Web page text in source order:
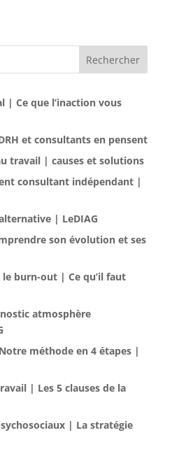
Rechercher
| Ce que l’inaction vous
et consultants en pensent
travail | causes et solutions
consultant indépendant |
| LeDIAG
son évolution et ses
burn-out | Ce qu’il faut
atmosphère
Notre méthode en 4 étapes |
| Les 5 clauses de la
| La stratégie